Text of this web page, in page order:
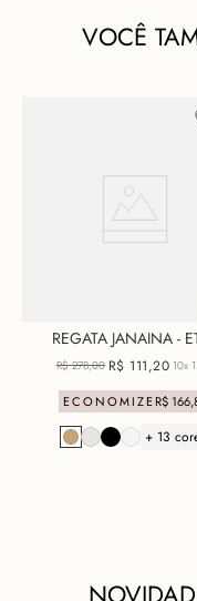
VOCÊ
REGATA JANAINA -
R$ 278,00 R$ 111,20 10x
ECONOMIZER$ 166,
+ 13